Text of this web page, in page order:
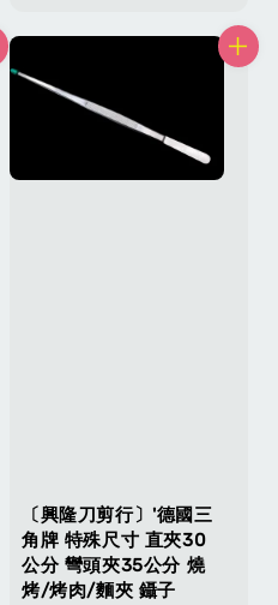
〔興隆刀剪行〕'德國三
角牌 特殊尺寸 直夾30
公分 彎頭夾35公分 燒
烤/烤肉/麵夾 鑷子